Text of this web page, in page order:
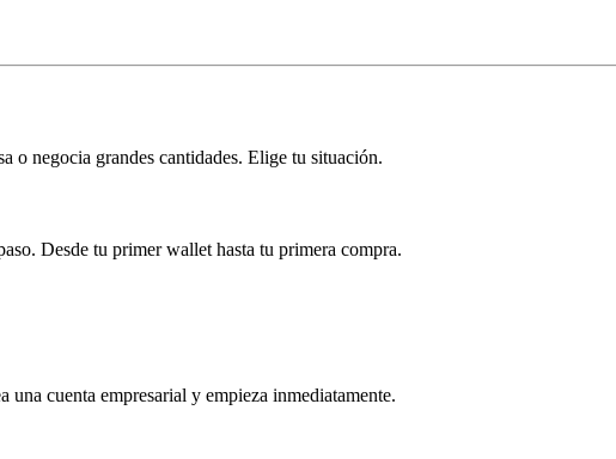
o negocia grandes cantidades. Elige tu situación.
Desde tu primer wallet hasta tu primera compra.
cuenta empresarial y empieza inmediatamente.